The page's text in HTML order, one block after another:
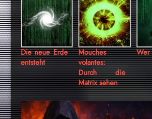
Die neue Erde
entsteht
Mouches
volantes:
Durch die
Matrix sehen
Wer